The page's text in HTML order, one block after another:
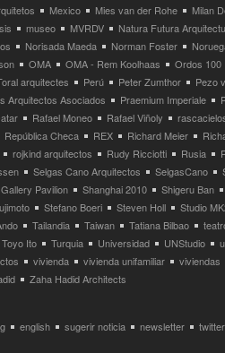
Mexico Mies van der Rohe
Milan
museo MVRDV
Natura Futura
Norisada Maeda Norman Foster
OMA OMA - Rem Koolhaas
Ordos 100
arquitectes Perú Peter Zumthor
Pezo
Arquitectos Asociados Praemium Imperiale
Rafael Moneo Rafael Viñoly
República Checa REX Richard Meier
rojkind arquitectos Rudy Ricciotti Rusia
Selgas Cano Arquitectos SelgasCano
Pavilion Shanghai 2010
Shigeru Ban
Stefano Boeri Steven Holl
Studio
Tailandia Taiwan Tatiana Bilbao
Toyo Ito Turquia Universidad UNStudio
vivienda vivienda unifamiliar
viviendas
Zaha Hadid Architects
english sugerir noticia newsletter twitter